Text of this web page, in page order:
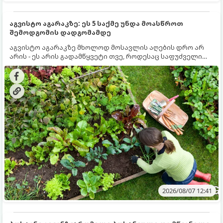
აგვისტო აგარაკზე: ეს 5 საქმე უნდა მოასწროთ
შემოდგომის დადგომამდე
აგვისტო აგარაკზე მხოლოდ მოსავლის აღების დრო არ
არის - ეს არის გადამწყვეტი თვე, როდესაც საფუძველი
ეყრება მომავალი წლის მოსავალს და ბაღი მზადდება
შემოდგომა-ზამთრის სეზონისთვის. იმისათვის, რომ
ნიადაგმა ენერგია აღიდგინოს, ხოლო მცენარეებმა
ზამთარს გაუძლონ, აგვისტოს ბოლომდე 5
მნიშვნელოვანი საქმის გაკეთება უნდა მოასწროთ:
2026/08/07 12:41